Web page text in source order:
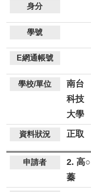
南台
科技
大學
正取
2. 高○
蓁